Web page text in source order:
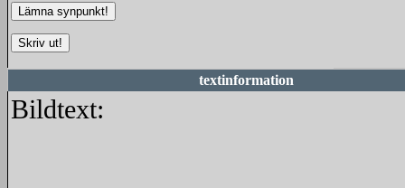
textinformation
Bildtext: